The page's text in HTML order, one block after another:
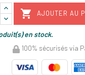
 AJOUTER AU
en stock.
100% sécurisés via